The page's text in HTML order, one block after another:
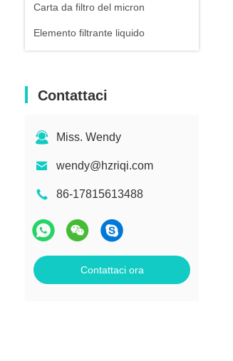
Carta da filtro del micron
Elemento filtrante liquido
Contattaci
Miss. Wendy
wendy@hzriqi.com
86-17815613488
Contattaci ora